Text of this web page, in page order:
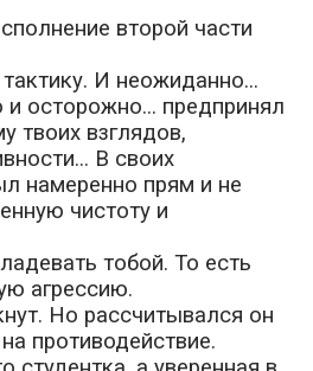
второй части
И неожиданно...
и осторожно... предпринял
твоих взглядов,
В своих
намеренно прям и не
чистоту и
тобой. То есть
агрессию.
Но рассчитывался он
противодействие.